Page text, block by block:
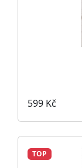
599 Kč
TOP